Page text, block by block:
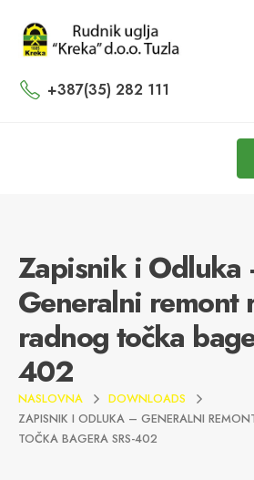
+387(35) 282 111
Zapisnik i Odluka
Generalni remont
radnog točka
402
NASLOVNA
DOWNLOADS
ZAPISNIK I ODLUKA – GENERALNI
TOČKA BAGERA SRS-402